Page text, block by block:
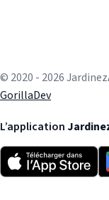
© 2020 - 2026
GorillaDev
L’application